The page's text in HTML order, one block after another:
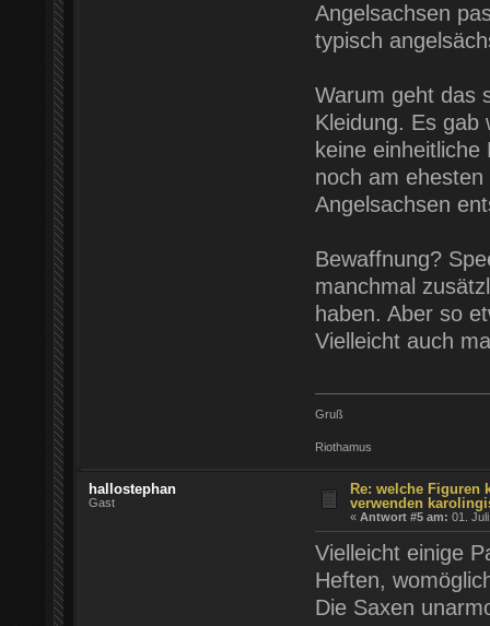
Angelsachsen
typisch
Warum geht das
Kleidung. Es gab
keine
noch am
Angelsachsen
Bewaffnung?
manchmal
haben. Aber so
Vielleicht auch
Gruß
Riothamus
hallostephan
Gast
Re: welche Figuren
verwenden
«Antwort #5 am: 01.
Vielleicht einige
Heften,
Die Saxen